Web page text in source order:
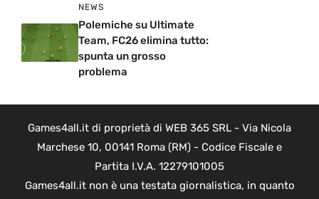
NEWS
Polemiche su Ultimate
Team, FC26 elimina tutto:
spunta un grosso
problema
Games4all.it di proprietà di WEB 365 SRL - Via Nicola
Marchese 10, 00141 Roma (RM) - Codice Fiscale e
Partita I.V.A. 12279101005
Games4all.it non è una testata giornalistica, in quanto